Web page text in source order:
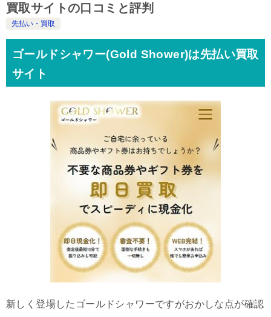
買取サイトの口コミと評判
先払い・買取
ゴールドシャワー(Gold Shower)は先払い買取
サイト
新しく登場したゴールドシャワーですがおかしな点が確認